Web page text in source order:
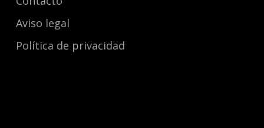
Aviso legal
Política de privacidad